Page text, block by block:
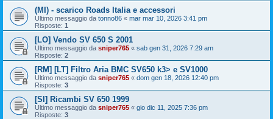
(MI) - scarico Roads Italia e accessori
Ultimo messaggio da tonno86 « mar mar 10, 2026 3:41 pm
Risposte: 1
[LO] Vendo SV 650 S 2001
Ultimo messaggio da sniper765 « sab gen 31, 2026 7:29 am
Risposte: 2
[RM] [LT] Filtro Aria BMC SV650 k3> e SV1000
Ultimo messaggio da sniper765 « dom gen 18, 2026 12:40 pm
Risposte: 3
[SI] Ricambi SV 650 1999
Ultimo messaggio da sniper765 « gio dic 11, 2025 7:36 pm
Risposte: 3